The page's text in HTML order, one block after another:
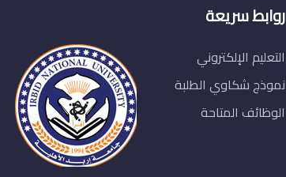
روابط سريعة
التعليم الإلكتروني
نموذج شكاوي الطلبة
الوظائف المتاحة